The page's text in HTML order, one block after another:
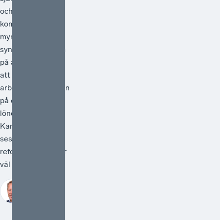
och med 1 juli
kommer statliga
myndigheter
synliggöra skatten
på arbete genom
att redovisa
arbetsgivaravgiften
på de anställdas
lönebesked.
Kanske kan detta
ses som en liten
reform, men den är
väl så viktig.